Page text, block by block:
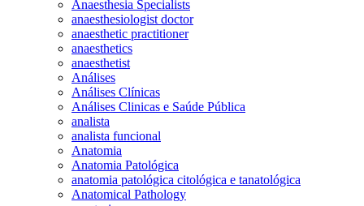
Anaesthesia Specialists
anaesthesiologist doctor
anaesthetic practitioner
anaesthetics
anaesthetist
Análises
Análises Clínicas
Análises Clinicas e Saúde Pública
analista
analista funcional
Anatomia
Anatomia Patológica
anatomia patológica citológica e tanatológica
Anatomical Pathology